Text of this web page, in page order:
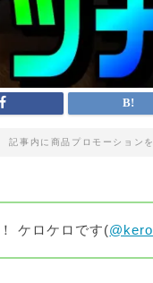
記事内に商品プロモーション
ケロケロです(